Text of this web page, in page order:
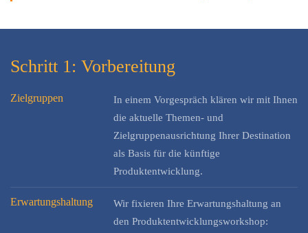
Schritt 1: Vorbereitung
Zielgruppen
In einem Vorgespräch klären wir mit Ihnen
die aktuelle Themen- und
Zielgruppenausrichtung Ihrer Destination
als Basis für die künftige
Produktentwicklung.
Erwartungshaltung
Wir fixieren Ihre Erwartungshaltung an
den Produktentwicklungsworkshop: